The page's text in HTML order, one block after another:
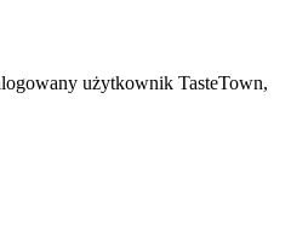
użytkownik TasteTown,